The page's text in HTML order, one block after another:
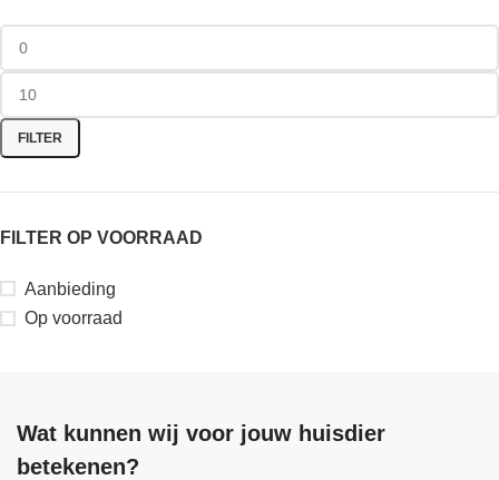
FILTER
FILTER OP VOORRAAD
Aanbieding
Op voorraad
Wat kunnen wij voor jouw huisdier
betekenen?